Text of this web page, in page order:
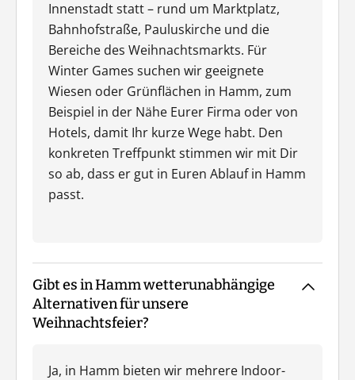
Innenstadt statt – rund um Marktplatz,
Bahnhofstraße, Pauluskirche und die
Bereiche des Weihnachtsmarkts. Für
Winter Games suchen wir geeignete
Wiesen oder Grünflächen in Hamm, zum
Beispiel in der Nähe Eurer Firma oder von
Hotels, damit Ihr kurze Wege habt. Den
konkreten Treffpunkt stimmen wir mit Dir
so ab, dass er gut in Euren Ablauf in Hamm
passt.
Gibt es in Hamm wetterunabhängige
Alternativen für unsere
Weihnachtsfeier?
Ja, in Hamm bieten wir mehrere Indoor-